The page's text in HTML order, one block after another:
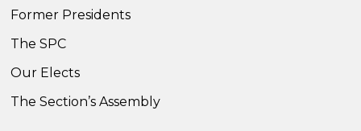
Former Presidents
The SPC
Our Elects
The Section’s Assembly